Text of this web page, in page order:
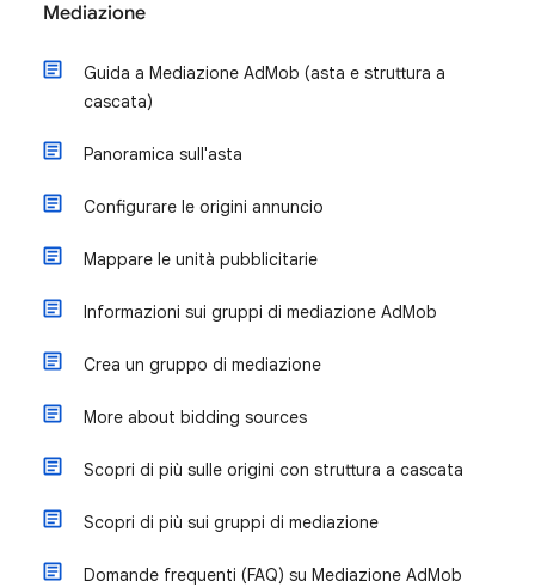
Mediazione
Guida a Mediazione AdMob (asta e struttura a
cascata)
Panoramica sull'asta
Configurare le origini annuncio
Mappare le unità pubblicitarie
Informazioni sui gruppi di mediazione AdMob
Crea un gruppo di mediazione
More about bidding sources
Scopri di più sulle origini con struttura a cascata
Scopri di più sui gruppi di mediazione
Domande frequenti (FAQ) su Mediazione AdMob